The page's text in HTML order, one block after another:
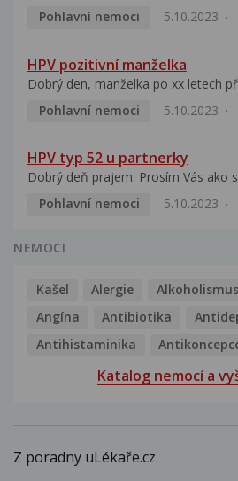
Pohlavní nemoci
5.10.2023
HPV pozitivní manželka
Dobrý den, manželka po xx letech
Pohlavní nemoci
5.10.2023
HPV typ 52 u partnerky
Dobrý deň prajem. Prosím Vás ako
Pohlavní nemoci
5.10.2023
NEMOCI
Kašel Alergie Alkoholismus
Angína
Antibiotika
Antihistaminika
Katalog nemocí a
Z poradny uLékaře.cz